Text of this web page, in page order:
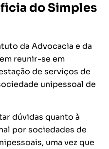
do Simples
da Advocacia e da
reunir-se em
de serviços de
unipessoal de
dúvidas quanto à
por sociedades de
uma vez que